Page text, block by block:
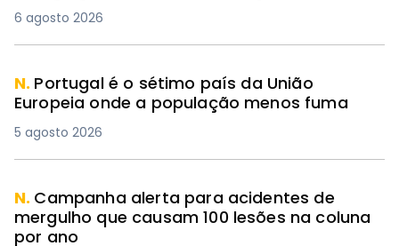
6 agosto 2026
N. Portugal é o sétimo país da União
Europeia onde a população menos fuma
5 agosto 2026
N. Campanha alerta para acidentes de
mergulho que causam 100 lesões na coluna
por ano